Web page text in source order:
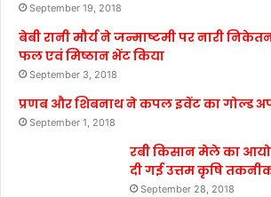
September 19, 2018
बेबी रानी मौर्य ने जन्माष्टमी पर नारी
फल एवं मिष्ठान भेंट किया
September 3, 2018
प्रणब और शिबनाथ ने कपल इवेंट का गोल्ड
September 1, 2018
रबी किसान मेले का
दी गई उत्तम कृषि
September 28, 2018